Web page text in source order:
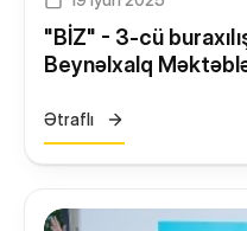
"BİZ" - 3-cü
Beynəlxalq
Ətraflı